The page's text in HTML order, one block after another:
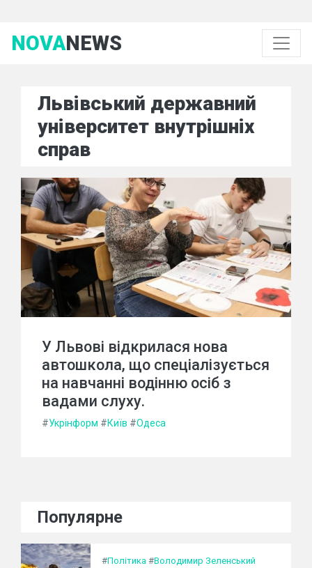
NOVANEWS
Львівський державний
університет внутрішніх
справ
У Львові відкрилася нова
автошкола, що спеціалізується
на навчанні водінню осіб з
вадами слуху.
#Укрінформ #Київ #Одеса
Популярне
#Політика #Володимир Зеленський